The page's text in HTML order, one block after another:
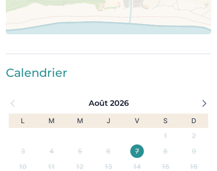
Calendrier
Août 2026
L M M J V S
D
1
2
3
4 5 6 7 8
9
10
11 12 13 14 15
16